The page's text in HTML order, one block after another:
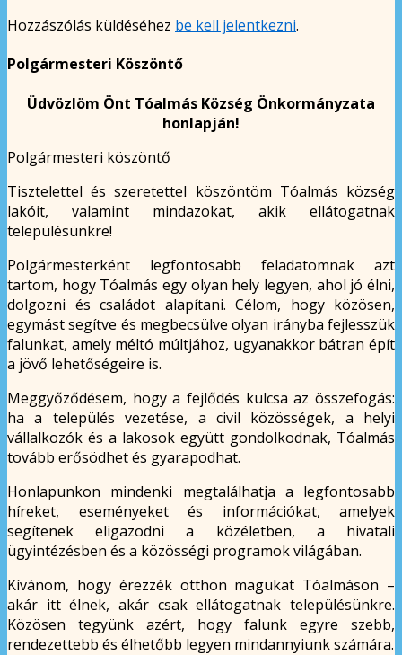
Hozzászólás küldéséhez be kell jelentkezni.
Polgármesteri Köszöntő
Üdvözlöm Önt Tóalmás Község Önkormányzata
honlapján!
Polgármesteri köszöntő
Tisztelettel és szeretettel köszöntöm Tóalmás község
lakóit, valamint mindazokat, akik ellátogatnak
településünkre!
Polgármesterként legfontosabb feladatomnak azt
tartom, hogy Tóalmás egy olyan hely legyen, ahol jó élni,
dolgozni és családot alapítani. Célom, hogy közösen,
egymást segítve és megbecsülve olyan irányba fejlesszük
falunkat, amely méltó múltjához, ugyanakkor bátran épít
a jövő lehetőségeire is.
Meggyőződésem, hogy a fejlődés kulcsa az összefogás:
ha a település vezetése, a civil közösségek, a helyi
vállalkozók és a lakosok együtt gondolkodnak, Tóalmás
tovább erősödhet és gyarapodhat.
Honlapunkon mindenki megtalálhatja a legfontosabb
híreket, eseményeket és információkat, amelyek
segítenek eligazodni a közéletben, a hivatali
ügyintézésben és a közösségi programok világában.
Kívánom, hogy érezzék otthon magukat Tóalmáson –
akár itt élnek, akár csak ellátogatnak településünkre.
Közösen tegyünk azért, hogy falunk egyre szebb,
rendezettebb és élhetőbb legyen mindannyiunk számára.